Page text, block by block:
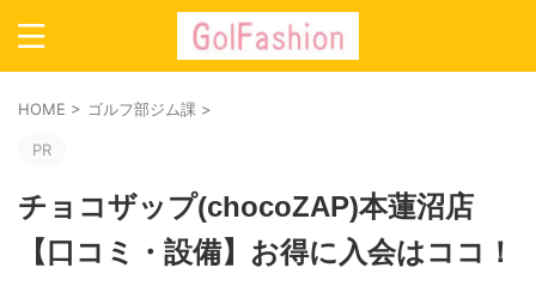
HOME > ゴルフ部ジム課 >
PR
チョコザップ(chocoZAP)本蓮沼店
【口コミ・設備】お得に入会はココ！